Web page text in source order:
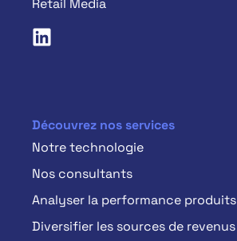
Retail Media
Découvrez nos services
Notre technologie
Nos consultants
Analyser la performance produits
Diversifier les sources de revenus